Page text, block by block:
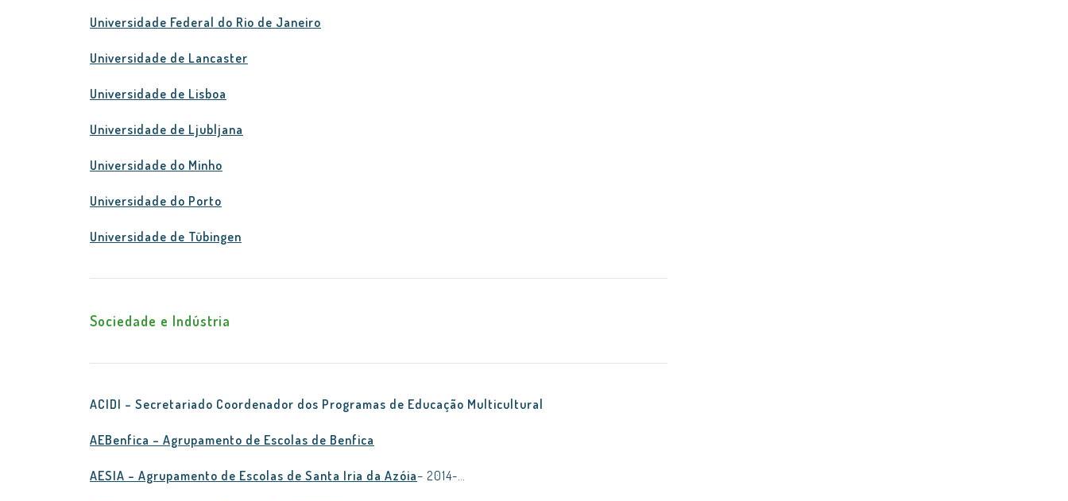
Universidade Federal do Rio de Janeiro
Universidade de Lancaster
Universidade de Lisboa
Universidade de Ljubljana
Universidade do Minho
Universidade do Porto
Universidade de Tübingen
Sociedade e Indústria
ACIDI – Secretariado Coordenador dos Programas de Educação Multicultural
AEBenfica – Agrupamento de Escolas de Benfica
AESIA – Agrupamento de Escolas de Santa Iria da Azóia– 2014-…